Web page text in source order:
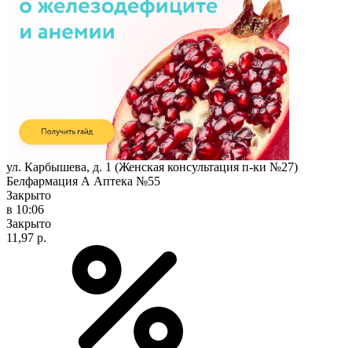
ул. Карбышева, д. 1 (Женская консультация п-ки №27)
Белфармация А Аптека №55
Закрыто
в 10:06
Закрыто
11,97 р.